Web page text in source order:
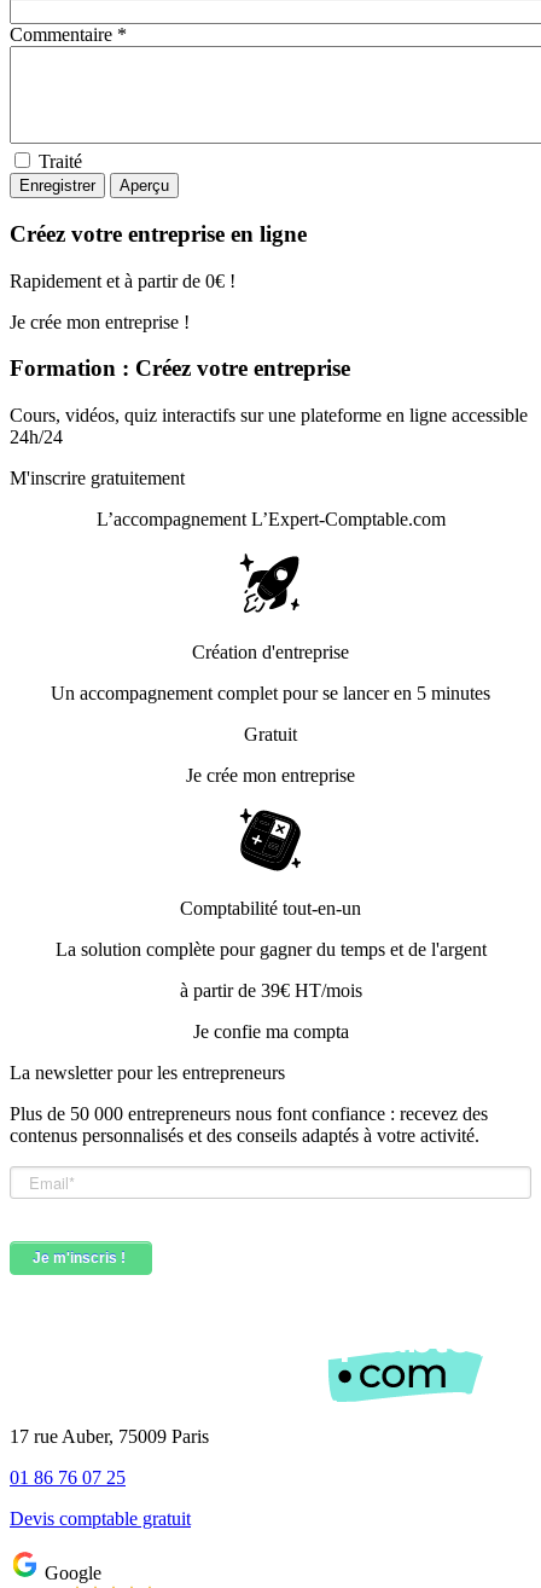
Commentaire *
Traité
Créez votre entreprise en ligne
Rapidement et à partir de 0€ !
Je crée mon entreprise !
Formation : Créez votre entreprise
Cours, vidéos, quiz interactifs sur une plateforme en ligne accessible
24h/24
M'inscrire gratuitement
L’accompagnement L’Expert-Comptable.com
Création d'entreprise
Un accompagnement complet pour se lancer en 5 minutes
Gratuit
Je crée mon entreprise
Comptabilité tout-en-un
La solution complète pour gagner du temps et de l'argent
à partir de 39€ HT/mois
Je confie ma compta
La newsletter pour les entrepreneurs
Plus de 50 000 entrepreneurs nous font confiance : recevez des
contenus personnalisés et des conseils adaptés à votre activité.
17 rue Auber, 75009 Paris
01 86 76 07 25
Devis comptable gratuit
Google